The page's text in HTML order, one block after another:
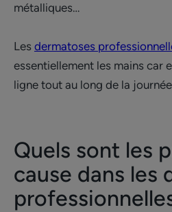
métalliques…
Les dermatoses
essentiellement les mains car
ligne tout au long de la
Quels sont les
cause dans les